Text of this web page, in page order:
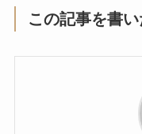
この記事を書